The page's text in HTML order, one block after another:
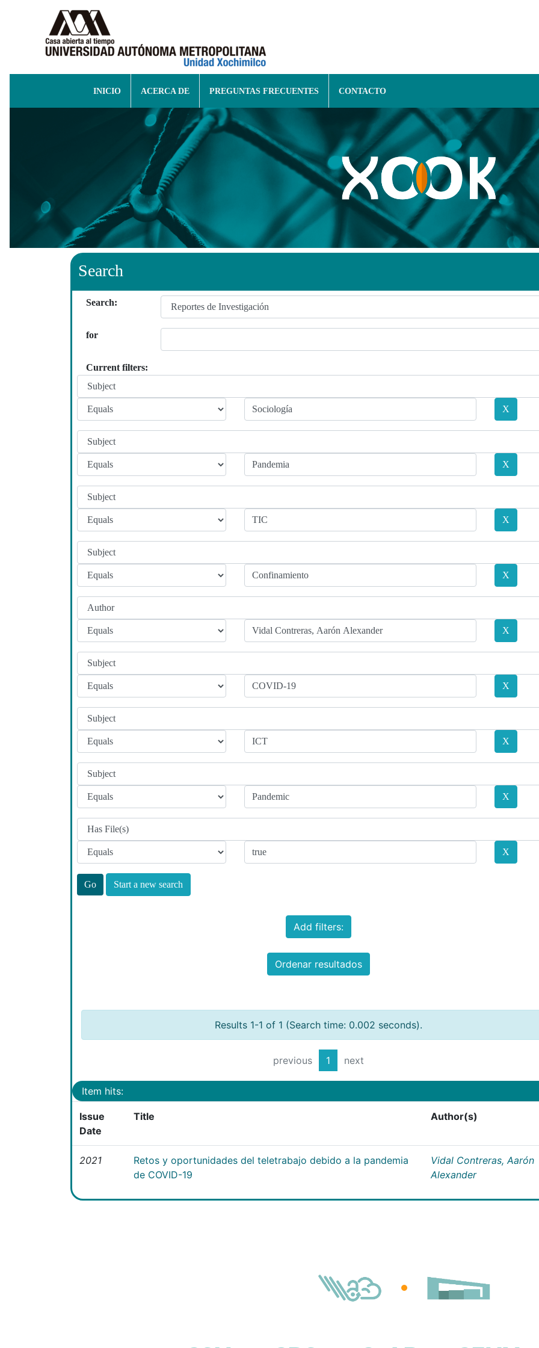
INICIO ACERCA DE PREGUNTAS FRECUENTES CONTACTO
Search
Search:
for
Current filters:
Start a new search
Add filters:
Ordenar resultados
Results 1-1 of 1 (Search time: 0.002 seconds).
previous 1 next
Item hits:
Issue
Date
Title Author(s)
2021
Retos y oportunidades del teletrabajo debido a la pandemia
de COVID-19
Vidal Contreras, Aarón
Alexander